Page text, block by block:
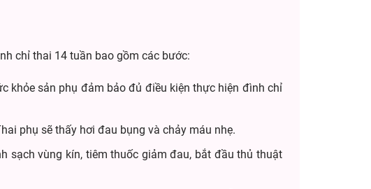
chỉ thai 14 tuần bao gồm các bước:
khỏe sản phụ đảm bảo đủ điều kiện thực hiện đình chỉ
phụ sẽ thấy hơi đau bụng và chảy máu nhẹ.
sạch vùng kín, tiêm thuốc giảm đau, bắt đầu thủ thuật